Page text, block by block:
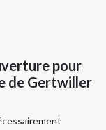
pour
de Gertwiller